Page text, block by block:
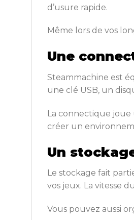
d’usure rapide.
Même lors de vos
Une
Steammachine est
une clé USB, un
La connectique joue
créer un
Un
Le stockage fait
vos jeux. La vitesse
Vous pouvez aussi